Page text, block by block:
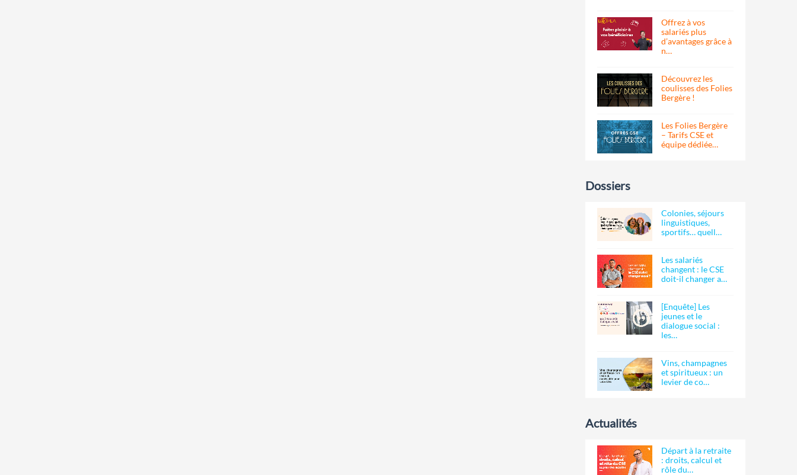
Offrez à vos
salariés plus
d’avantages grâce à
n…
Découvrez les
coulisses des Folies
Bergère !
Les Folies Bergère
– Tarifs CSE et
équipe dédiée…
Dossiers
Colonies, séjours
linguistiques,
sportifs… quell…
Les salariés
changent : le CSE
doit-il changer a…
[Enquête] Les
jeunes et le
dialogue social :
les…
Vins, champagnes
et spiritueux : un
levier de co…
Actualités
Départ à la retraite
: droits, calcul et
rôle du…